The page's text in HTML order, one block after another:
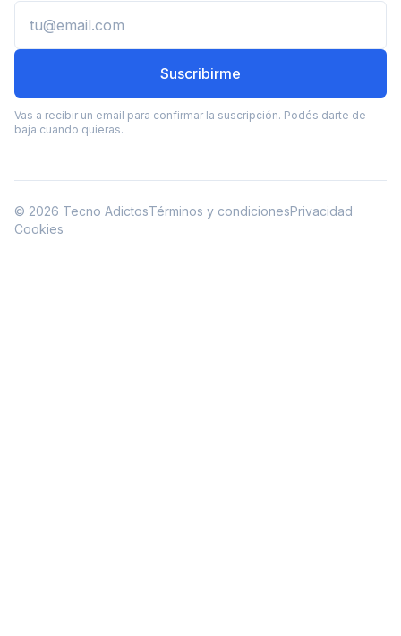
Suscribirme
Vas a recibir un email para confirmar la suscripción. Podés darte de
baja cuando quieras.
© 2026 Tecno AdictosTérminos y condicionesPrivacidad
Cookies